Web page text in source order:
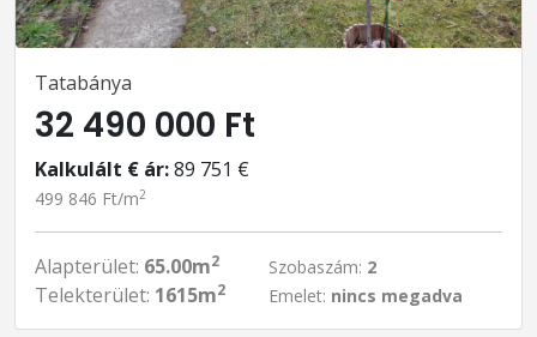
Tatabánya
32 490 000 Ft
Kalkulált € ár:89 751 €
499 846 Ft/m2
Alapterület: 65.00m2
Telekterület: 1615m2
Szobaszám: 2
Emelet: nincs megadva